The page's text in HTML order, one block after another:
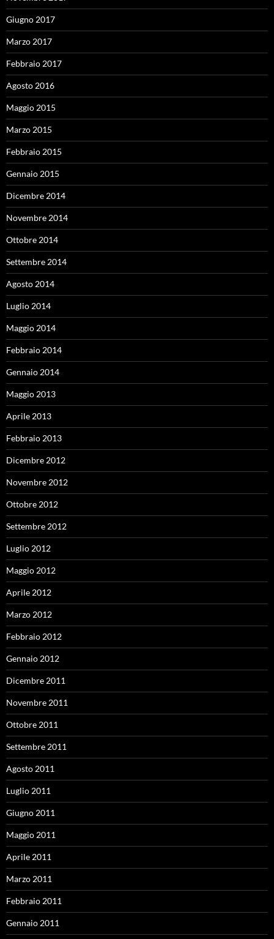
Giugno 2017
Marzo 2017
Febbraio 2017
Agosto 2016
Maggio 2015
Marzo 2015
Febbraio 2015
Gennaio 2015
Dicembre 2014
Novembre 2014
Ottobre 2014
Settembre 2014
Agosto 2014
Luglio 2014
Maggio 2014
Febbraio 2014
Gennaio 2014
Maggio 2013
Aprile 2013
Febbraio 2013
Dicembre 2012
Novembre 2012
Ottobre 2012
Settembre 2012
Luglio 2012
Maggio 2012
Aprile 2012
Marzo 2012
Febbraio 2012
Gennaio 2012
Dicembre 2011
Novembre 2011
Ottobre 2011
Settembre 2011
Agosto 2011
Luglio 2011
Giugno 2011
Maggio 2011
Aprile 2011
Marzo 2011
Febbraio 2011
Gennaio 2011